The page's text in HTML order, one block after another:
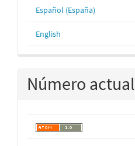
Español (España)
English
Número actual